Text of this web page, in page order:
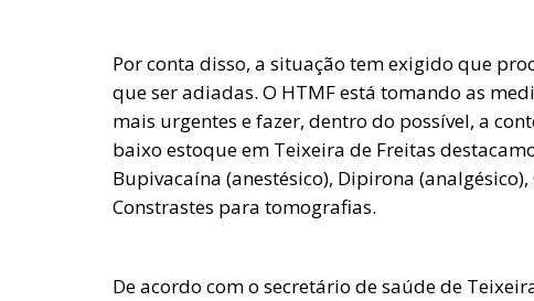
Por conta disso, a situação tem exigido que
que ser adiadas. O HTMF está tomando as
mais urgentes e fazer, dentro do possível, a
baixo estoque em Teixeira de Freitas
Bupivacaína (anestésico), Dipirona
Constrastes para tomografias.
De acordo com o secretário de saúde de